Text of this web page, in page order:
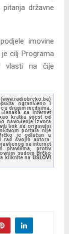
državne
imovine
cilj Programa
vlasti na čije
ograničeno i
u drugim medijima.
sa Internet
kratku vijest od
navođenje izvora
link na originalni
portala nije
je odlučan u
rad svojih autora.
na internet
pravilima, protiv
sudom Brčko
kliknite na USLOVI